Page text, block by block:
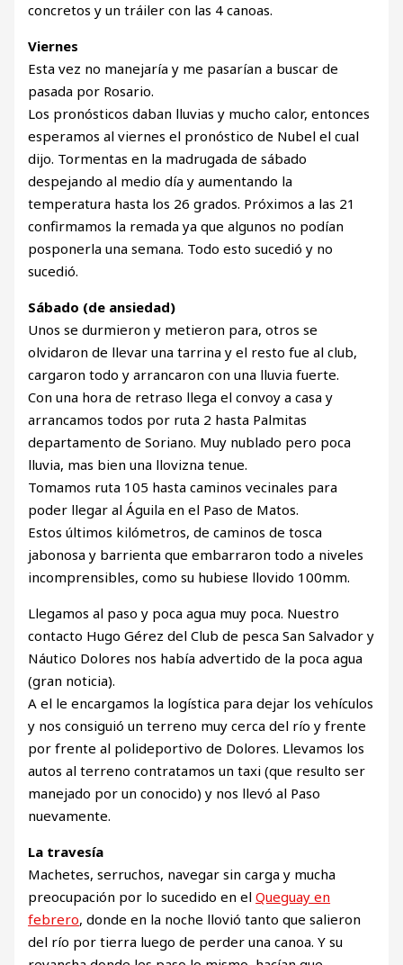
concretos y un tráiler con las 4 canoas.
Viernes
Esta vez no manejaría y me pasarían a buscar de
pasada por Rosario.
Los pronósticos daban lluvias y mucho calor, entonces
esperamos al viernes el pronóstico de Nubel el cual
dijo. Tormentas en la madrugada de sábado
despejando al medio día y aumentando la
temperatura hasta los 26 grados. Próximos a las 21
confirmamos la remada ya que algunos no podían
posponerla una semana. Todo esto sucedió y no
sucedió.
Sábado (de ansiedad)
Unos se durmieron y metieron para, otros se
olvidaron de llevar una tarrina y el resto fue al club,
cargaron todo y arrancaron con una lluvia fuerte.
Con una hora de retraso llega el convoy a casa y
arrancamos todos por ruta 2 hasta Palmitas
departamento de Soriano. Muy nublado pero poca
lluvia, mas bien una llovizna tenue.
Tomamos ruta 105 hasta caminos vecinales para
poder llegar al Águila en el Paso de Matos.
Estos últimos kilómetros, de caminos de tosca
jabonosa y barrienta que embarraron todo a niveles
incomprensibles, como su hubiese llovido 100mm.
Llegamos al paso y poca agua muy poca. Nuestro
contacto Hugo Gérez del Club de pesca San Salvador y
Náutico Dolores nos había advertido de la poca agua
(gran noticia).
A el le encargamos la logística para dejar los vehículos
y nos consiguió un terreno muy cerca del río y frente
por frente al polideportivo de Dolores. Llevamos los
autos al terreno contratamos un taxi (que resulto ser
manejado por un conocido) y nos llevó al Paso
nuevamente.
La travesía
Machetes, serruchos, navegar sin carga y mucha
preocupación por lo sucedido en elQueguay en
febrero, donde en la noche llovió tanto que salieron
del río por tierra luego de perder una canoa. Y su